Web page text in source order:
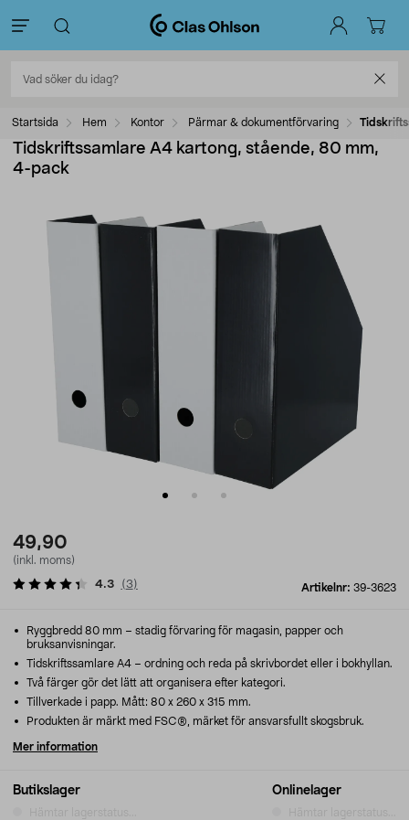
Startsida Hem Kontor Pärmar & dokumentförvaring
Tidskriftssamlare A4 kartong, stående, 80 mm,
4-pack
49,90
(inkl. moms)
Artikelnr: 39-3623
4.3 (3)
Butikslager Onlinelager
Ryggbredd 80 mm – stadig förvaring för magasin, papper och
bruksanvisningar.
Tidskriftssamlare A4 – ordning och reda på skrivbordet eller i bokhyllan.
Två färger gör det lätt att organisera efter kategori.
Tillverkade i papp. Mått: 80 x 260 x 315 mm.
Produkten är märkt med FSC®, märket för ansvarsfullt skogsbruk.
Mer information